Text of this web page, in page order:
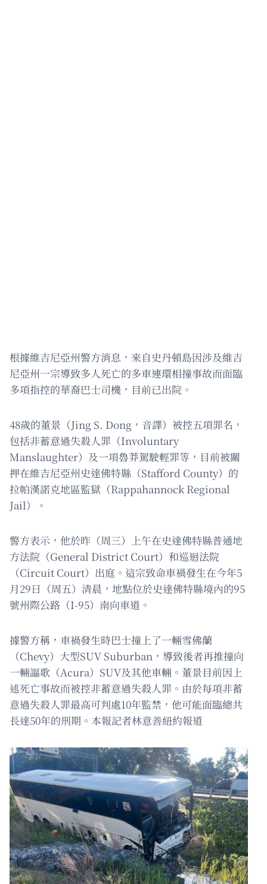
根據維吉尼亞州警方消息，來自史丹頓島因涉及維吉
尼亞州一宗導致多人死亡的多車連環相撞事故而面臨
多項指控的華裔巴士司機，目前已出院。
48歲的董景（Jing S. Dong，音譯）被控五項罪名，
包括非蓄意過失殺人罪（Involuntary
Manslaughter）及一項魯莽駕駛輕罪等，目前被關
押在維吉尼亞州史達佛特縣（Stafford County）的
拉帕漢諾克地區監獄（Rappahannock Regional
Jail）。
警方表示，他於昨（周三）上午在史達佛特縣普通地
方法院（General District Court）和巡迴法院
（Circuit Court）出庭。這宗致命車禍發生在今年5
月29日（周五）清晨，地點位於史達佛特縣境內的95
號州際公路（I-95）南向車道。
據警方稱，車禍發生時巴士撞上了一輛雪佛蘭
（Chevy）大型SUV Suburban，導致後者再推撞向
一輛謳歌（Acura）SUV及其他車輛。董景目前因上
述死亡事故而被控非蓄意過失殺人罪。由於每項非蓄
意過失殺人罪最高可判處10年監禁，他可能面臨總共
長達50年的刑期。本報記者林意善紐約報道